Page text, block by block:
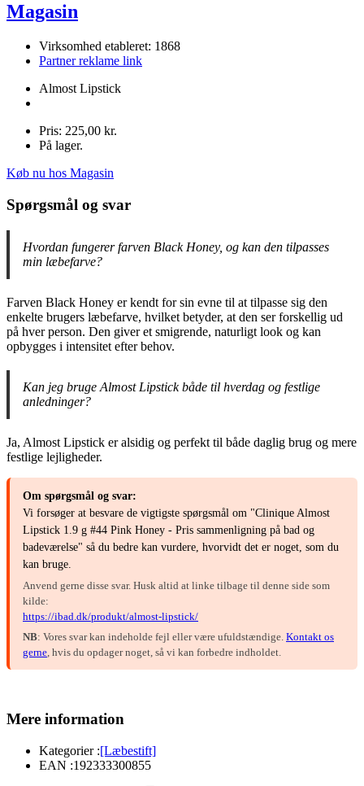
Magasin
Virksomhed etableret: 1868
Partner reklame link
Almost Lipstick
Pris: 225,00 kr.
På lager.
Køb nu hos Magasin
Spørgsmål og svar
Hvordan fungerer farven Black Honey, og kan den tilpasses
min læbefarve?
Farven Black Honey er kendt for sin evne til at tilpasse sig den
enkelte brugers læbefarve, hvilket betyder, at den ser forskellig ud
på hver person. Den giver et smigrende, naturligt look og kan
opbygges i intensitet efter behov.
Kan jeg bruge Almost Lipstick både til hverdag og festlige
anledninger?
Ja, Almost Lipstick er alsidig og perfekt til både daglig brug og mere
festlige lejligheder.
Om spørgsmål og svar:
Vi forsøger at besvare de vigtigste spørgsmål om "Clinique Almost
Lipstick 1.9 g #44 Pink Honey - Pris sammenligning på bad og
badeværelse" så du bedre kan vurdere, hvorvidt det er noget, som du
kan bruge.
Anvend gerne disse svar. Husk altid at linke tilbage til denne side som
kilde:
https://ibad.dk/produkt/almost-lipstick/
NB: Vores svar kan indeholde fejl eller være ufuldstændige. Kontakt os
gerne, hvis du opdager noget, så vi kan forbedre indholdet.
Mere information
Kategorier :[Læbestift]
EAN :192333300855